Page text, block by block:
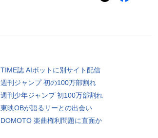
TIME誌 AIボットに別サイト配信
週刊ジャンプ 初の100万部割れ
週刊少年ジャンプ 初100万部割れ
東映OBが語るリーとの出会い
DOMOTO 楽曲権利問題に直面か